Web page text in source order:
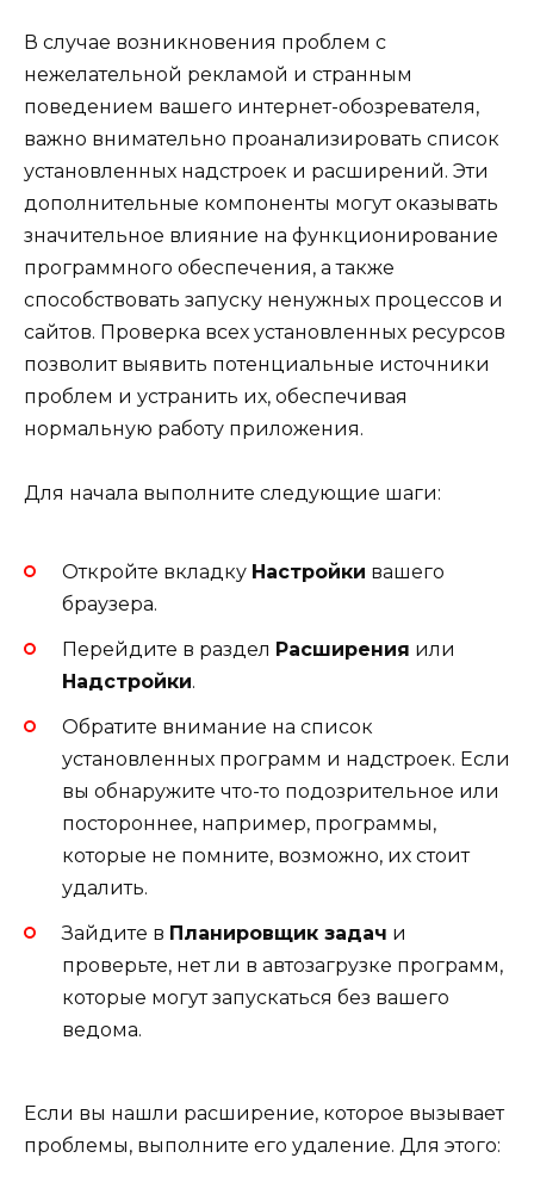
В случае возникновения проблем с
нежелательной рекламой и странным
поведением вашего интернет-обозревателя,
важно внимательно проанализировать список
установленных надстроек и расширений. Эти
дополнительные компоненты могут оказывать
значительное влияние на функционирование
программного обеспечения, а также
способствовать запуску ненужных процессов и
сайтов. Проверка всех установленных ресурсов
позволит выявить потенциальные источники
проблем и устранить их, обеспечивая
нормальную работу приложения.
Для начала выполните следующие шаги:
Откройте вкладку Настройки вашего
браузера.
Перейдите в раздел Расширения или
Надстройки.
Обратите внимание на список
установленных программ и надстроек. Если
вы обнаружите что-то подозрительное или
постороннее, например, программы,
которые не помните, возможно, их стоит
удалить.
Зайдите в Планировщик задач и
проверьте, нет ли в автозагрузке программ,
которые могут запускаться без вашего
ведома.
Если вы нашли расширение, которое вызывает
проблемы, выполните его удаление. Для этого: